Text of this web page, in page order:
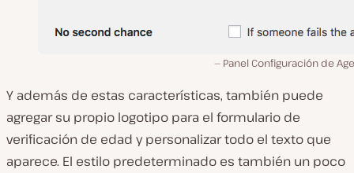
Panel Configuración de
Y además de estas características, también puede
agregar su propio logotipo para el formulario de
verificación de edad y personalizar todo el texto que
aparece. El estilo predeterminado es también un poco